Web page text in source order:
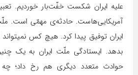
علیه ایران شکست خفّت‌بار خوردیم.
آمریکایی‌هاست. حادثه‌ی مهمّی است.
ایران توفیق پیدا کرد. هیچ کس
بدهد. ایستادگی ملّت ایران به یک
حوادث متعدد دیگری هم رخ داد؛ چه